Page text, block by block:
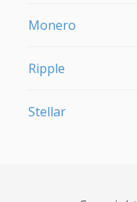
Monero
Ripple
Stellar